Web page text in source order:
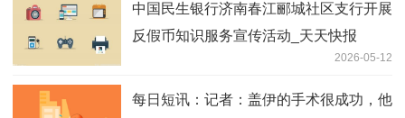
中国民生银行济南春江郦城社区支行开展
反假币知识服务宣传活动_天天快报
2026-05-12
每日短讯：记者：盖伊的手术很成功，他